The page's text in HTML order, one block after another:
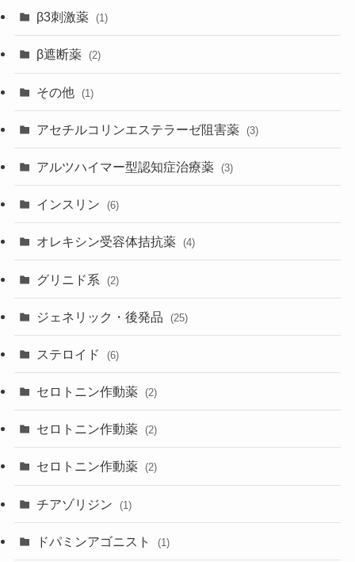
β3刺激薬 (1)
β遮断薬 (2)
その他 (1)
アセチルコリンエステラーゼ阻害薬 (3)
アルツハイマー型認知症治療薬 (3)
インスリン (6)
オレキシン受容体拮抗薬 (4)
グリニド系 (2)
ジェネリック・後発品 (25)
ステロイド (6)
セロトニン作動薬 (2)
セロトニン作動薬 (2)
セロトニン作動薬 (2)
チアゾリジン (1)
ドパミンアゴニスト (1)